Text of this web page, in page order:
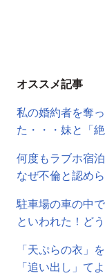
オススメ記事
私の婚約者を奪
た・・・妹と「
何度もラブホ宿
なぜ不倫と認め
駐車場の車の中
といわれた！ど
「天ぷらの衣」
「追い出し」て